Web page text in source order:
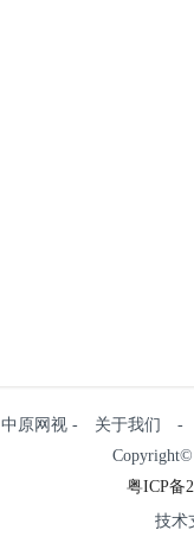
中原网视 - 关于我
粤ICP备
技术